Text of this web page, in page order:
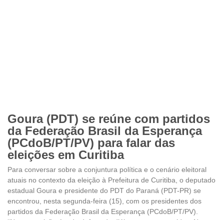
Goura (PDT) se reúne com partidos
da Federação Brasil da Esperança
(PCdoB/PT/PV) para falar das
eleições em Curitiba
Para conversar sobre a conjuntura política e o cenário eleitoral
atuais no contexto da eleição à Prefeitura de Curitiba, o deputado
estadual Goura e presidente do PDT do Paraná (PDT-PR) se
encontrou, nesta segunda-feira (15), com os presidentes dos
partidos da Federação Brasil da Esperança (PCdoB/PT/PV).